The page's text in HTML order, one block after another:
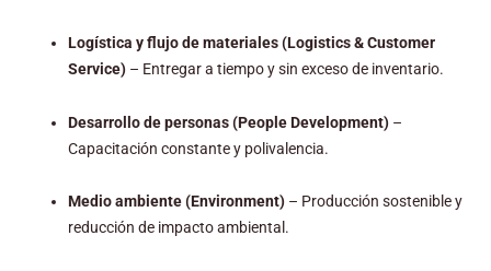
Logística y flujo de materiales (Logistics & Customer
Service) – Entregar a tiempo y sin exceso de inventario.
Desarrollo de personas (People Development) –
Capacitación constante y polivalencia.
Medio ambiente (Environment) – Producción sostenible y
reducción de impacto ambiental.